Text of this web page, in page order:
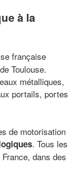
à la
française
Toulouse.
métalliques,
portails, portes
de motorisation
. Tous les
dans des